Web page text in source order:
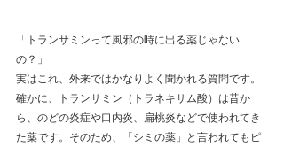
「トランサミンって風邪の時に出る薬じゃない
の？」
実はこれ、外来ではかなりよく聞かれる質問です。
確かに、トランサミン（トラネキサム酸）は昔か
ら、のどの炎症や口内炎、扁桃炎などで使われてき
た薬です。そのため、「シミの薬」と言われてもピ